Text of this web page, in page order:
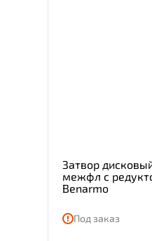
Затвор
межфл с
Benarmo
Под заказ